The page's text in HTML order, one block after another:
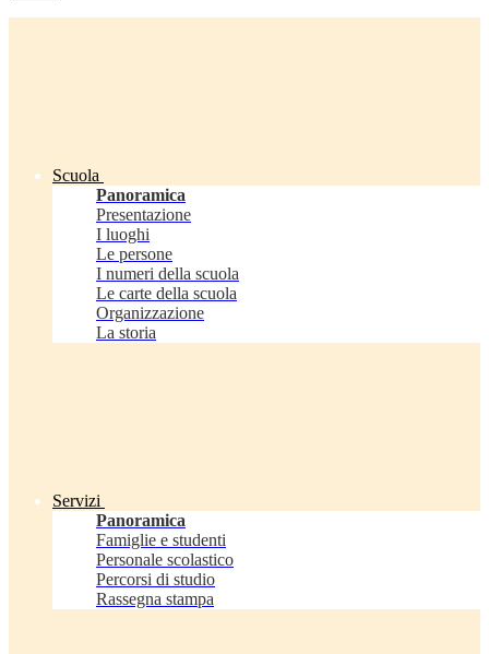
Scuola
Panoramica
Presentazione
I luoghi
Le persone
I numeri della scuola
Le carte della scuola
Organizzazione
La storia
Servizi
Panoramica
Famiglie e studenti
Personale scolastico
Percorsi di studio
Rassegna stampa